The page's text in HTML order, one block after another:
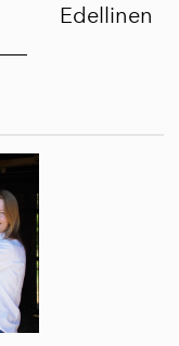
Edellinen